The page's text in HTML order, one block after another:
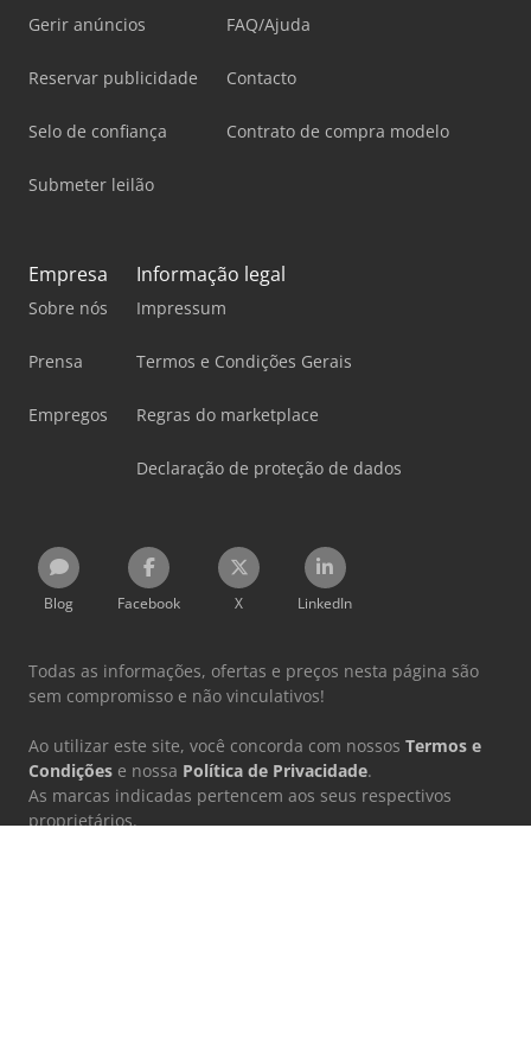
Gerir anúncios
Reservar publicidade
Selo de confiança
Submeter leilão
FAQ/Ajuda
Contacto
Contrato de compra modelo
Empresa
Sobre nós
Prensa
Empregos
Informação legal
Impressum
Termos e Condições Gerais
Regras do marketplace
Declaração de proteção de dados
Blog Facebook X LinkedIn
Todas as informações, ofertas e preços nesta página são
sem compromisso e não vinculativos!
Ao utilizar este site, você concorda com nossos Termos e
Condições e nossa Política de Privacidade.
As marcas indicadas pertencem aos seus respectivos
proprietários.